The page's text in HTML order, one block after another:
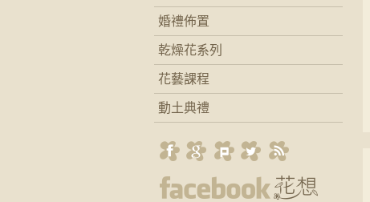
婚禮佈置
乾燥花系列
花藝課程
動土典禮